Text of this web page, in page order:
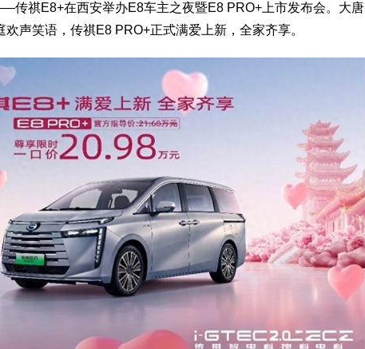
传祺E8+在西安举办E8车主之夜暨E8 PRO+上市发布会。大唐
声笑语，传祺E8 PRO+正式满爱上新，全家齐享。